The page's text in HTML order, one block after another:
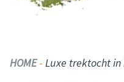
HOME- Luxe trektocht in